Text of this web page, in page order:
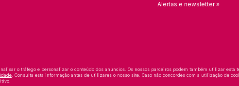
Alertas e newsletter »
o tráfego e personalizar o conteúdo dos anúncios. Os nossos parceiros podem também utilizar esta
. Consulta esta informação antes de utilizares o nosso site. Caso não concordes com a utilização de